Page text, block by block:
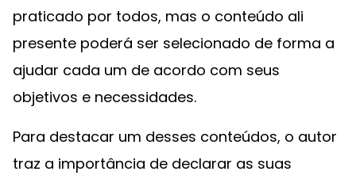
praticado por todos, mas o conteúdo ali
presente poderá ser selecionado de forma a
ajudar cada um de acordo com seus
objetivos e necessidades.
Para destacar um desses conteúdos, o autor
traz a importância de declarar as suas